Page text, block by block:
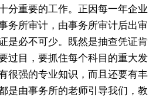
分重要的工作。正因每一年企业
务所审计，由事务所审计后出审
是必不可少。既然是抽查凭证肯
过目，要抓住每个科目的重大发
很强的专业知识，而且还要有丰
是由事务所的老师引导我们，教